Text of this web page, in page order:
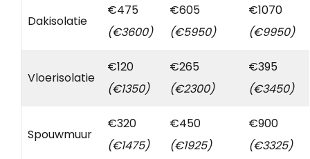
Dakisolatie
€475
(€3600)
€605
(€5950)
€1070
(€9950)
Vloerisolatie
€120
(€1350)
€265
(€2300)
€395
(€3450)
Spouwmuur
€320
(€1475)
€450
(€1925)
€900
(€3325)